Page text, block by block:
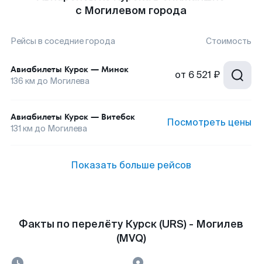
с Могилевом города
Рейсы в соседние города Стоимость
Авиабилеты Курск — Минск
136 км до Могилева от 6 521 ₽
Авиабилеты Курск — Витебск
131 км до Могилева Посмотреть цены
Показать больше рейсов
Факты по перелёту Курск (URS) - Могилев
(MVQ)